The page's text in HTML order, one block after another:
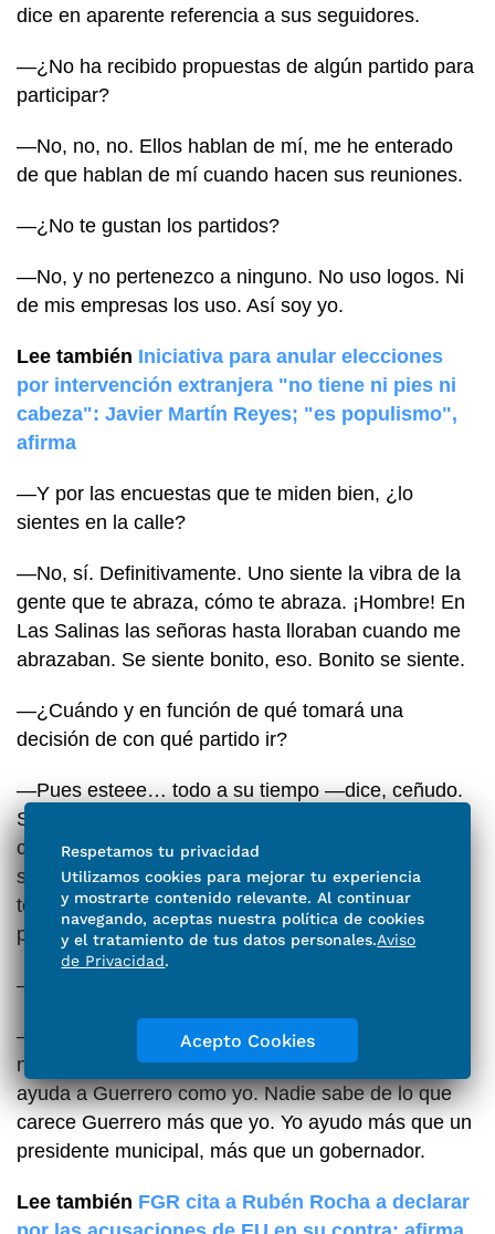
dice en aparente referencia a sus seguidores.
—¿No ha recibido propuestas de algún partido para
participar?
—No, no, no. Ellos hablan de mí, me he enterado
de que hablan de mí cuando hacen sus reuniones.
—¿No te gustan los partidos?
—No, y no pertenezco a ninguno. No uso logos. Ni
de mis empresas los uso. Así soy yo.
Lee también Iniciativa para anular elecciones
por intervención extranjera "no tiene ni pies ni
cabeza": Javier Martín Reyes; "es populismo",
afirma
—Y por las encuestas que te miden bien, ¿lo
sientes en la calle?
—No, sí. Definitivamente. Uno siente la vibra de la
gente que te abraza, cómo te abraza. ¡Hombre! En
Las Salinas las señoras hasta lloraban cuando me
abrazaban. Se siente bonito, eso. Bonito se siente.
—¿Cuándo y en función de qué tomará una
decisión de con qué partido ir?
—Pues esteee… todo a su tiempo —dice, ceñudo.
Se le ve incómodo a pesar de la condescendencia
con que se le pregunta. Las entrevistas no son lo
suyo. No está en su terreno, no está solo ante su
teléfono transmitiendo desde su Facebook a un
público amorfo que, por lo general, le aplaude.
—¿Conoces la realidad de Guerrero?
—Las carencias, conozco las carencias más que
ningún político ¿sabes por qué? Porque nadie
ayuda a Guerrero como yo. Nadie sabe de lo que
carece Guerrero más que yo. Yo ayudo más que un
presidente municipal, más que un gobernador.
Lee también FGR cita a Rubén Rocha a declarar
Respetamos tu privacidad
Utilizamos cookies para mejorar tu experiencia
y mostrarte contenido relevante. Al continuar
navegando, aceptas nuestra política de cookies
y el tratamiento de tus datos personales.Aviso
de Privacidad.
Acepto Cookies